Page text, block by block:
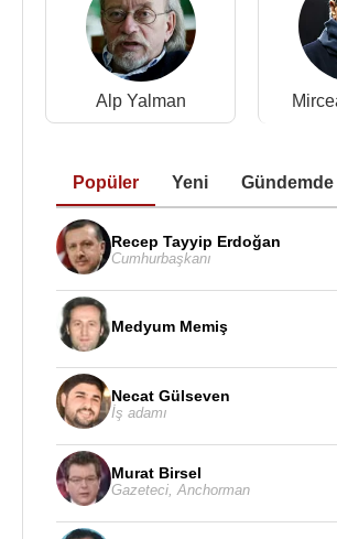
Alp Yalman
Popüler Yeni Gündemde
Recep Tayyip Erdoğan
Cumhurbaşkanı
Medyum Memiş
Necat Gülseven
İş adamı
Murat Birsel
Gazeteci Anchorman